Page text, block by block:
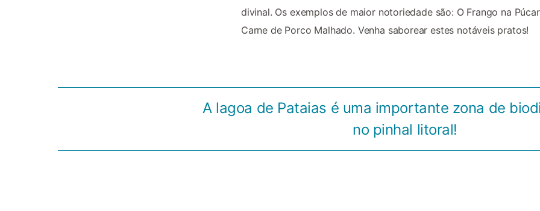
divinal. Os exemplos de maior notoriedade são: O Frango na
Carne de Porco Malhado. Venha saborear estes notáveis pratos!
A lagoa de Pataias é uma importante zona de
no pinhal litoral!